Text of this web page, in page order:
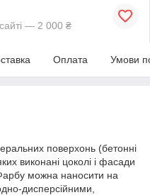
— 2 000 ₴
Оплата Умови
поверхонь (бетонні
виконані цоколі і фасади
можна наносити на
дисперсійними,